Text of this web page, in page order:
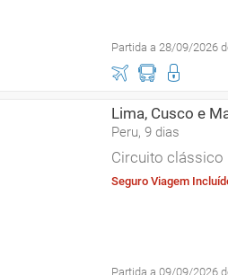
Partida a 28/09/2026
Lima, Cusco e
Peru, 9 dias
Circuito clássico
Seguro Viagem
Partida a 09/09/2026